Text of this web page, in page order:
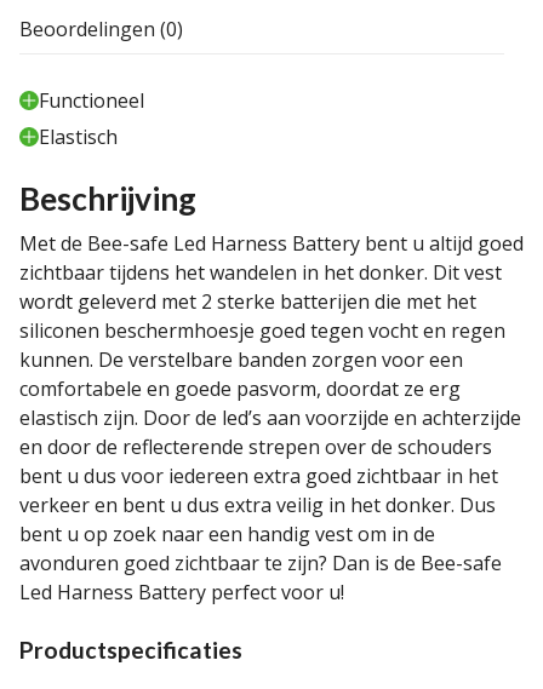
Beoordelingen (0)
Functioneel
Elastisch
Beschrijving
Met de Bee-safe Led Harness Battery bent u altijd goed
zichtbaar tijdens het wandelen in het donker. Dit vest
wordt geleverd met 2 sterke batterijen die met het
siliconen beschermhoesje goed tegen vocht en regen
kunnen. De verstelbare banden zorgen voor een
comfortabele en goede pasvorm, doordat ze erg
elastisch zijn. Door de led’s aan voorzijde en achterzijde
en door de reflecterende strepen over de schouders
bent u dus voor iedereen extra goed zichtbaar in het
verkeer en bent u dus extra veilig in het donker. Dus
bent u op zoek naar een handig vest om in de
avonduren goed zichtbaar te zijn? Dan is de Bee-safe
Led Harness Battery perfect voor u!
Productspecificaties